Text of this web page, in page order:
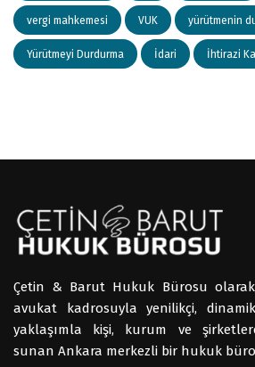
vergi mahkemesi VUK yürütmenin
Yürütmeyi Durdurma İdari İhtirazi
Çetin & Barut Hukuk Bürosu
avukat kadrosuyla yenilikçi,
yaklaşımla kişi, kurum ve
sunan Ankara merkezli bir hukuk